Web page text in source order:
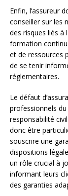
Enfin, l’assureur
conseiller sur les
des risques liés à
formation
et de ressources
de se tenir
réglementaires.
Le défaut
professionnels
responsabilité
donc être
souscrire une
dispositions
un rôle crucial à
informant leurs
des garanties